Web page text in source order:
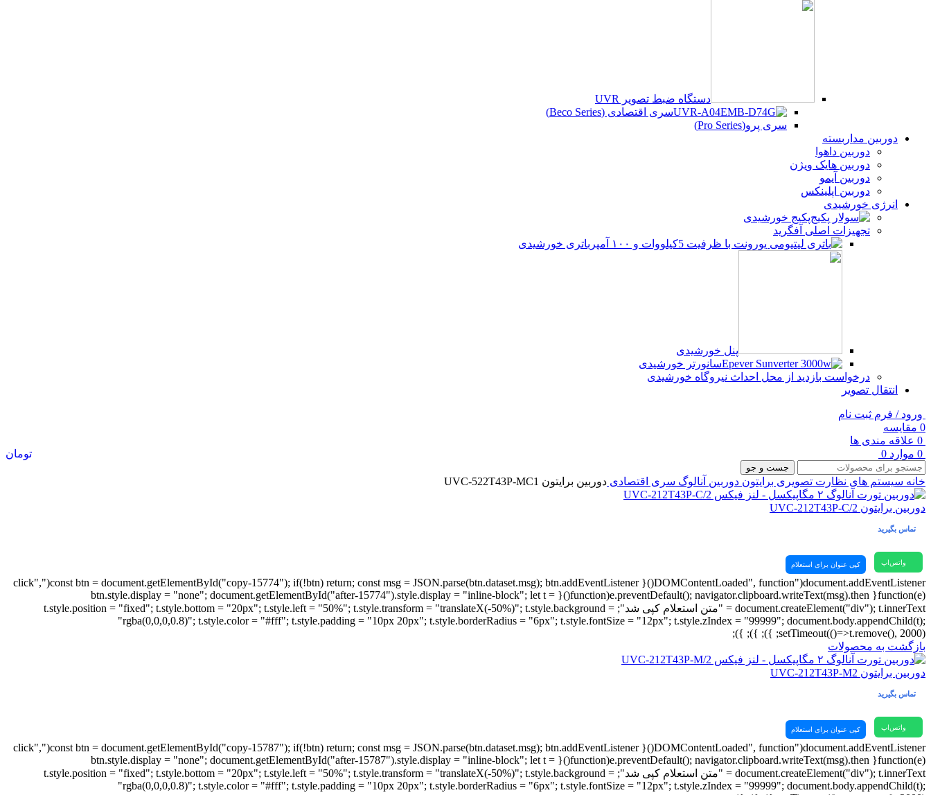
دستگاه ضبط تصویر UVR
سری اقتصادی (Beco Series)
سری پرو(Pro Series)
دوربین مداربسته
دوربین داهوا
دوربین هایک ویژن
دوربین آیمو
دوربین اپلینکس
انرژی خورشیدی
پکیج خورشیدی
تجهیزات اصلی آفگرید
باتری خورشیدی
پنل خورشیدی
سانورتر خورشیدی
درخواست بازدید از محل احداث نیروگاه خورشیدی
انتقال تصویر
ورود / فرم ثبت نام
0 مقایسه
0 علاقه مندی ها
0 موارد 0 تومان
جست و جو
خانه سیستم های نظارت تصویری برایتون دوربین آنالوگ سری اقتصادی دوربین برایتون UVC-522T43P-MC1
دوربین برایتون UVC-212T43P-C/2
تماس بگیرید
واتس‌اپ کپی عنوان برای استعلام
document.addEventListener("DOMContentLoaded", function(){ const btn = document.getElementById("copy-15774"); if(!btn) return; const msg = JSON.parse(btn.dataset.msg); btn.addEventListener("click",
function(e){ e.preventDefault(); navigator.clipboard.writeText(msg).then(function(){ btn.style.display = "none"; document.getElementById("after-15774").style.display = "inline-block"; let t =
document.createElement("div"); t.innerText = "متن استعلام کپی شد"; t.style.position = "fixed"; t.style.bottom = "20px"; t.style.left = "50%"; t.style.transform = "translateX(-50%)"; t.style.background =
"rgba(0,0,0,0.8)"; t.style.color = "#fff"; t.style.padding = "10px 20px"; t.style.borderRadius = "6px"; t.style.fontSize = "12px"; t.style.zIndex = "99999"; document.body.appendChild(t);
setTimeout(()=>t.remove(), 2000); }); }); });
بازگشت به محصولات
دوربین برایتون UVC-212T43P-M2
تماس بگیرید
واتس‌اپ کپی عنوان برای استعلام
document.addEventListener("DOMContentLoaded", function(){ const btn = document.getElementById("copy-15787"); if(!btn) return; const msg = JSON.parse(btn.dataset.msg); btn.addEventListener("click",
function(e){ e.preventDefault(); navigator.clipboard.writeText(msg).then(function(){ btn.style.display = "none"; document.getElementById("after-15787").style.display = "inline-block"; let t =
document.createElement("div"); t.innerText = "متن استعلام کپی شد"; t.style.position = "fixed"; t.style.bottom = "20px"; t.style.left = "50%"; t.style.transform = "translateX(-50%)"; t.style.background =
"rgba(0,0,0,0.8)"; t.style.color = "#fff"; t.style.padding = "10px 20px"; t.style.borderRadius = "6px"; t.style.fontSize = "12px"; t.style.zIndex = "99999"; document.body.appendChild(t);